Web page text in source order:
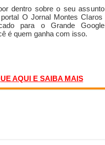
dentro sobre o seu assunto
O Jornal Montes Claros
para o Grande Google
é quem ganha com isso.
AQUI E SAIBA MAIS